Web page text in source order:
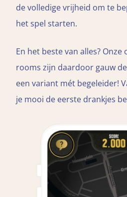
de volledige vrijheid om te
het spel starten.
En het beste van alles?
rooms zijn daardoor gauw
een variant mét begeleider!
je mooi de eerste drankjes